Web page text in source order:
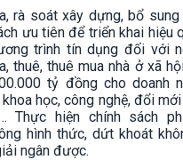
rà soát xây dựng, bổ
ưu tiên để triển khai hiệu
trình tín dụng đối với
thuê, thuê mua nhà ở xã
tỷ đồng cho doanh
học, công nghệ, đổi
Thực hiện chính sách
hình thức, dứt khoát
ngân được.